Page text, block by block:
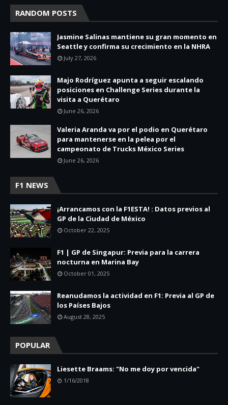
RANDOM POSTS
Jasmine Salinas mantiene su gran momento en
Seattle y confirma su crecimiento en la NHRA
July 27, 2026
Majo Rodríguez apunta a seguir escalando
posiciones en Challenge Series durante la
visita a Querétaro
June 26, 2026
Valeria Aranda va por el podio en Querétaro
para mantenerse en la pelea por el
campeonato de Trucks México Series
June 26, 2026
F1 NEWS
¡Arrancamos con la F1ESTA! : Datos previos al
GP de la Ciudad de México
October 22, 2025
F1 | GP de Singapur: Previa para la carrera
nocturna en Marina Bay
October 01, 2025
Reanudamos la actividad en F1: Previa al GP de
los Países Bajos
August 28, 2025
POPULAR
Liesette Braams: "No me doy por vencida"
1/16/2018